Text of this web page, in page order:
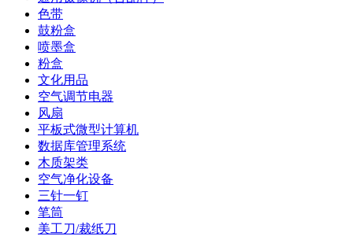
色带
鼓粉盒
喷墨盒
粉盒
文化用品
空气调节电器
风扇
平板式微型计算机
数据库管理系统
木质架类
空气净化设备
三针一钉
笔筒
美工刀/裁纸刀